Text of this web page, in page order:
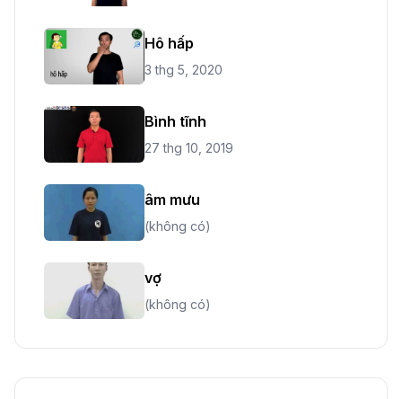
Hô hấp
3 thg 5, 2020
Bình tĩnh
27 thg 10, 2019
âm mưu
(không có)
vợ
(không có)